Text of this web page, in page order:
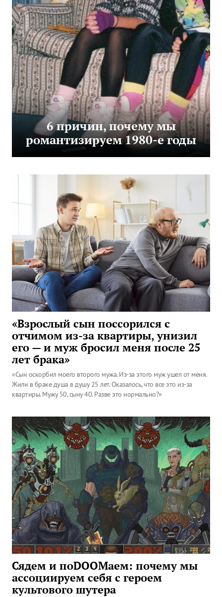
6 причин, почему мы
романтизируем 1980-е годы
«Взрослый сын поссорился с
отчимом из-за квартиры, унизил
его — и муж бросил меня после 25
лет брака»
«Сын оскорбил моего второго мужа. Из-за этого муж ушел от меня.
Жили в браке душа в душу 25 лет. Оказалось, что все это из-за
квартиры. Мужу 50, сыну 40. Разве это нормально?»
Сядем и поDOOMаем: почему мы
ассоциируем себя с героем
культового шутера